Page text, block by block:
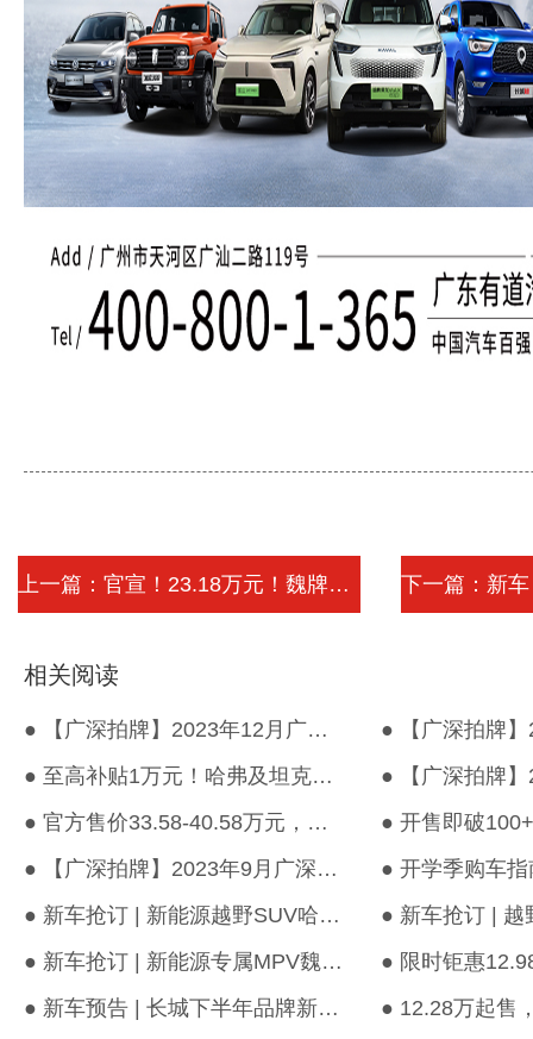
上一篇：官宣！23.18万元！魏牌新摩卡DHT...
相关阅读
● 【广深拍牌】2023年12月广深车牌竞价结果出炉！
● 至高补贴1万元！哈弗及坦克多款车型在内，广州汽车“以旧换新”...
● 官方售价33.58-40.58万元，魏牌高山MPV正式上市！
● 【广深拍牌】2023年9月广深车牌竞价结果出炉！
● 新车抢订 | 新能源越野SUV哈弗猛龙强势袭来，99元订金即享品牌新...
● 新车抢订 | 新能源专属MPV魏牌高山强势袭来，千元订金即享万元礼...
● 新车预告 | 长城下半年品牌新车重磅来袭，快来有道首站抢先品鉴